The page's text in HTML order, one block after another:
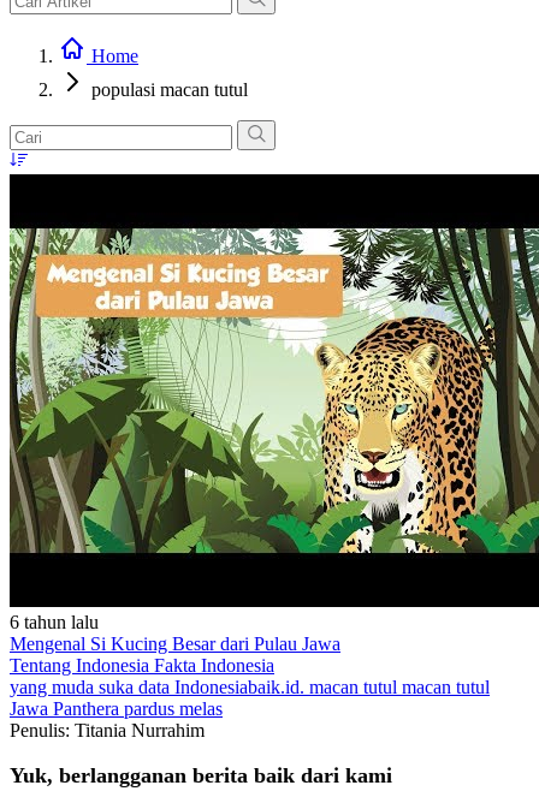
Home
populasi macan tutul
6 tahun lalu
Mengenal Si Kucing Besar dari Pulau Jawa
Tentang Indonesia Fakta Indonesia
yang muda suka data Indonesiabaik.id. macan tutul macan tutul
Jawa Panthera pardus melas
Penulis: Titania Nurrahim
Yuk, berlangganan berita baik dari kami